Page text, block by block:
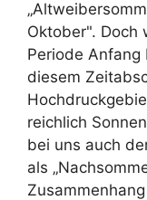
Oktober". Doch
Periode Anfang
diesem
reichlich
bei uns auch
als